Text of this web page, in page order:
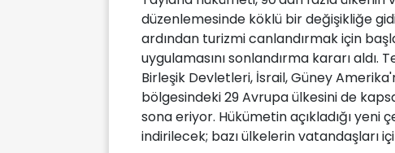
düzenlemesinde köklü bir değişikliğe
ardından turizmi canlandırmak için
uygulamasını sonlandırma kararı
Birleşik Devletleri, İsrail, Güney
bölgesindeki 29 Avrupa ülkesini de
sona eriyor. Hükümetin açıkladığı yeni
indirilecek; bazı ülkelerin vatandaşları